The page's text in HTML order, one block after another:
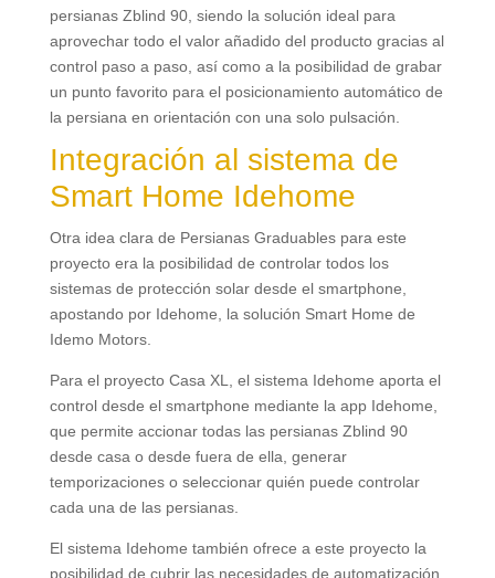
persianas Zblind 90, siendo la solución ideal para
aprovechar todo el valor añadido del producto gracias al
control paso a paso, así como a la posibilidad de grabar
un punto favorito para el posicionamiento automático de
la persiana en orientación con una solo pulsación
Integración al sistema de
Smart Home Idehome
Otra idea clara de Persianas Graduables para este
proyecto era la posibilidad de controlar todos los
sistemas de protección solar desde el smartphone
apostando por Idehome
la solución Smart Home de
Idemo Motors.
Para el proyecto Casa XL
el sistema Idehome aporta el
control desde el smartphone mediante la app Idehome
que permite accionar todas las persianas Zblind 90
desde casa o desde fuera de ella generar
temporizaciones o seleccionar quién puede controlar
cada una de las persianas.
El sistema Idehome también ofrece a este proyecto la
posibilidad de cubrir las necesidades de automatización